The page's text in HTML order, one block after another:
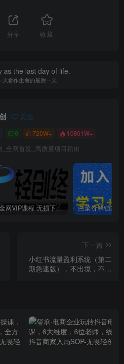
分享 收藏
as the last day of life.
天看作生命的最后一天
关注
0 720W+ 10861W+
_全网首发_高质量项目输出
全网VIP课程 无损下载~
下一篇
小红书流量盈利系统（第二
期急速版），不出境，不露